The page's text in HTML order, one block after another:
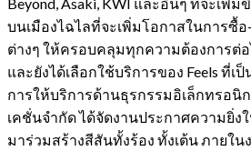
บนเมืองไฉไลที่จะเพิ่มโอกาสในการซื้
ต่างๆ ให้ครอบคลุมทุกความต้องการต่
และยังได้เลือกใช้บริการของ Feels
การให้บริการด้านธุรกรรมอิเล็กทรอนิ
เคชั่นจำกัด ได้จัดงานประกาศความยิ่ง
มาร่วมสร้างสีสันทั้งร้อง ทั้งเต้น ภาย